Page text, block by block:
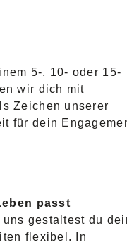
5-, 10- oder 15-
wir dich mit
Zeichen unserer
für dein
passt
gestaltest du
flexibel. In